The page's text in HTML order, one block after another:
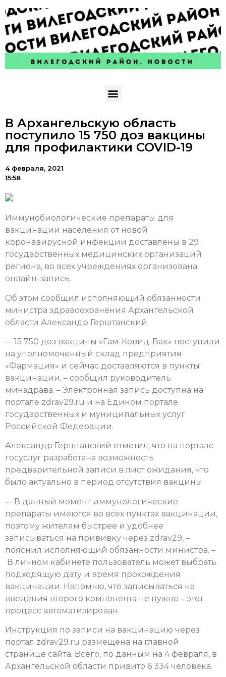
В Архангельскую область
поступило 15 750 доз вакцины
для профилактики COVID-19
4 февраля, 2021
15:58
Иммунобиологические препараты для
вакцинации населения от новой
коронавирусной инфекции доставлены в 29
государственных медицинских организаций
региона, во всех учреждениях организована
онлайн-запись.
Об этом сообщил исполняющий обязанности
министра здравоохранения Архангельской
области Александр Герштанский.
— 15 750 доз вакцины «Гам-Ковид-Вак» поступили
на уполномоченный склад предприятия
«Фармация» и сейчас доставляются в пункты
вакцинации, – сообщил руководитель
минздрава. – Электронная запись доступна на
портале zdrav29.ru и на Едином портале
государственных и муниципальных услуг
Российской Федерации.
Александр Герштанский отметил, что на портале
госуслуг разработана возможность
предварительной записи в лист ожидания, что
было актуально в период отсутствия вакцины.
— В данный момент иммунологические
препараты имеются во всех пунктах вакцинации,
поэтому жителям быстрее и удобнее
записываться на прививку через zdrav29, –
пояснил исполняющий обязанности министра. –
В личном кабинете пользователь может выбрать
подходящую дату и время прохождения
вакцинации. Напомню, что записываться на
введения второго компонента не нужно – этот
процесс автоматизирован.
Инструкция по записи на вакцинацию через
портал zdrav29.ru размещена на главной
странице сайта. Всего, по данным на 4 февраля, в
Архангельской области привито 6 334 человека.